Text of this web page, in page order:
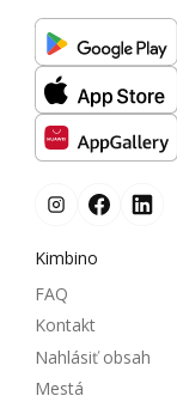
Kimbino
FAQ
Kontakt
Nahlásiť obsah
Mestá